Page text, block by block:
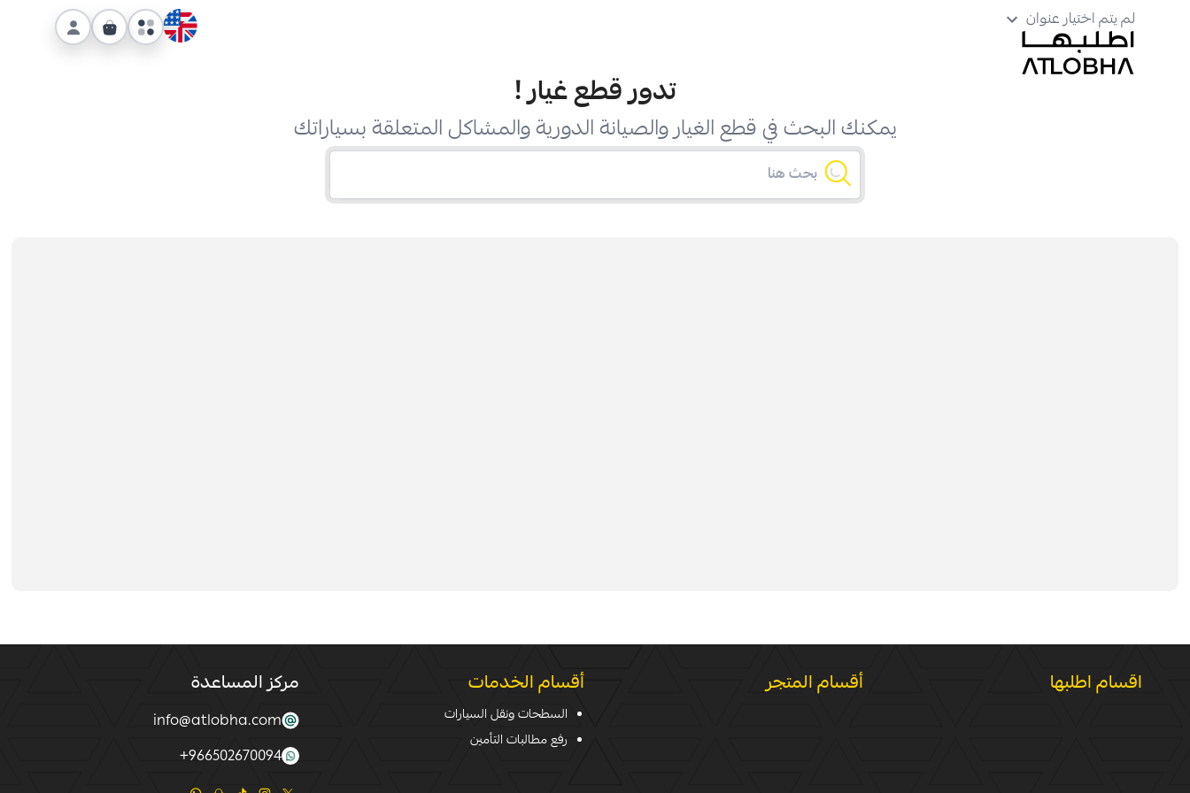
لم يتم اختيار عنوان
تدور قطع غيار!
يمكنك البحث في قطع الغيار والصيانة الدورية والمشاكل المتعلقة بسياراتك
اقسام اطلبها أقسام المتجر أقسام الخدمات
السطحات ونقل السيارات
رفع مطالبات التأمين
مركز المساعدة
info@atlobha.com
966502670094
+